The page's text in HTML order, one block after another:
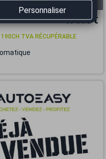
41 990 €
TVA RÉCUPÉRABLE
Personnaliser